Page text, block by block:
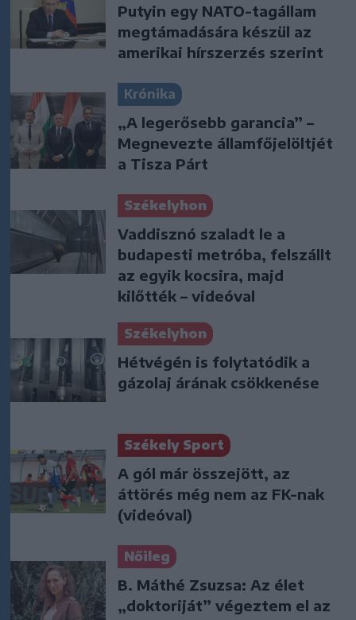
Putyin egy NATO-tagállam
megtámadására készül az
amerikai hírszerzés szerint
Krónika
„A legerősebb garancia” –
Megnevezte államfőjelöltjét
a Tisza Párt
Székelyhon
Vaddisznó szaladt le a
budapesti metróba, felszállt
az egyik kocsira, majd
kilőtték – videóval
Székelyhon
Hétvégén is folytatódik a
gázolaj árának csökkenése
Székely Sport
A gól már összejött, az
áttörés még nem az FK-nak
(videóval)
Nőileg
B. Máthé Zsuzsa: Az élet
„doktoriját” végeztem el az